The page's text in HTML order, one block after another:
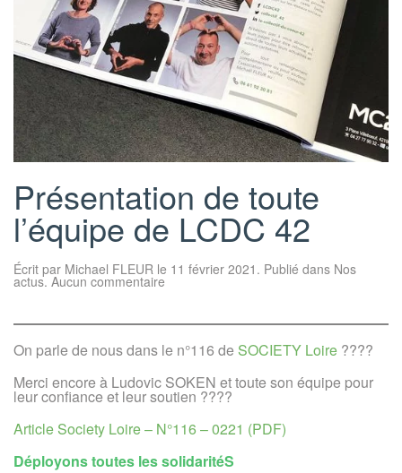
Présentation de toute
l’équipe de LCDC 42
Écrit par Michael FLEUR le 11 février 2021 . Publié dans Nos
actus. Aucun commentaire
l’équipe
de
LCDC
On parle de nous dans le n°116 de SOCIETY Loire ????
Merci encore à Ludovic SOKEN et toute son équipe pour
leur confiance et leur soutien ????
Article Society Loire – N°116 – 0221 (PDF)
Déployons toutes les solidaritéS